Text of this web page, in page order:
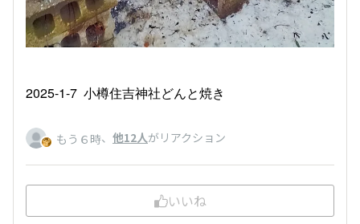
2025-1-7 小樽住吉神社どんと焼き
もう６時、 他12人がリアクション
いいね